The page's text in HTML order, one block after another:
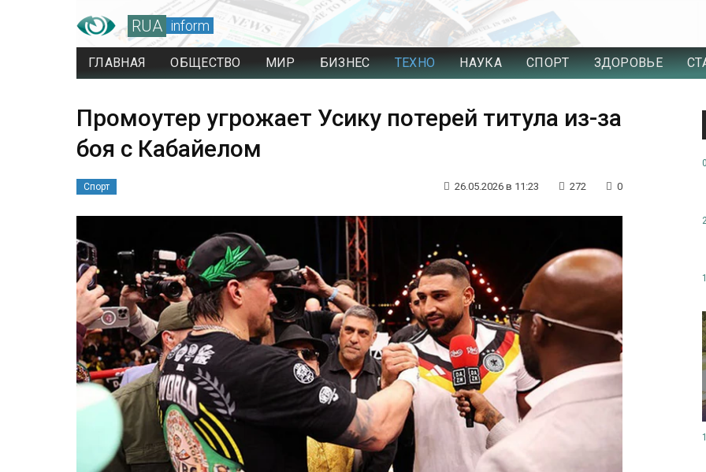
RUA inform
ГЛАВНАЯ ОБЩЕСТВО МИР БИЗНЕС ТЕХНО НАУКА СПОРТ ЗДОРОВЬЕ
Промоутер угрожает Усику потерей титула из-за
боя с Кабайелом
Спорт 26.05.2026 в 11:23 272 0